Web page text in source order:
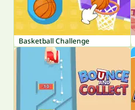
Basketball Challenge